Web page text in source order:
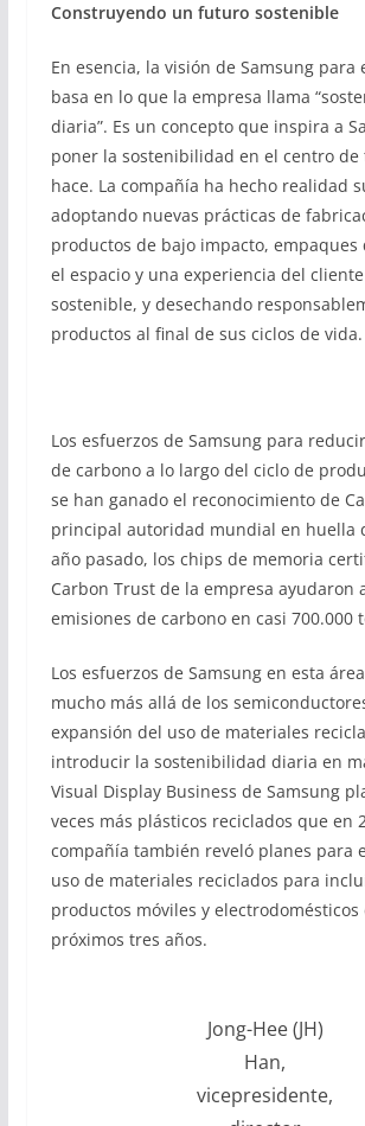
Construyendo un futuro sostenible
En esencia, la visión de Samsung para
basa en lo que la empresa llama
diaria”. Es un concepto que inspira a
poner la sostenibilidad en el centro de
hace. La compañía ha hecho realidad
adoptando nuevas prácticas de
productos de bajo impacto, empaques
el espacio y una experiencia del
sostenible, y desechando
productos al final de sus ciclos de vida.
Los esfuerzos de Samsung para
de carbono a lo largo del ciclo de
se han ganado el reconocimiento de
principal autoridad mundial en huella
año pasado, los chips de memoria
Carbon Trust de la empresa ayudaron
emisiones de carbono en casi 700.000
Los esfuerzos de Samsung en esta
mucho más allá de los
expansión del uso de materiales
introducir la sostenibilidad diaria en
Visual Display Business de Samsung
veces más plásticos reciclados que en
compañía también reveló planes para
uso de materiales reciclados para
productos móviles y
próximos tres años.
Jong-Hee (JH)
Han,
vicepresidente,